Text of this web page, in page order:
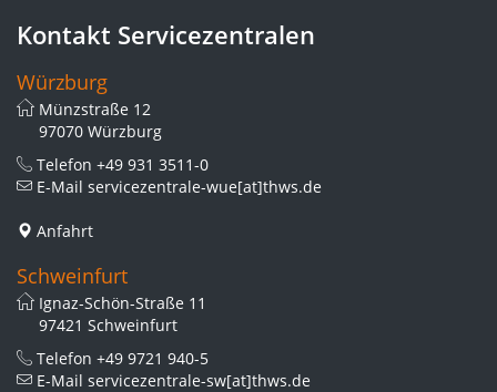
Kontakt Servicezentralen
Würzburg
Münzstraße 12
97070 Würzburg
Telefon +49 931 3511-0
E-Mail servicezentrale-wue[at]thws.de
Anfahrt
Schweinfurt
Ignaz-Schön-Straße 11
97421 Schweinfurt
Telefon +49 9721 940-5
E-Mail servicezentrale-sw[at]thws.de